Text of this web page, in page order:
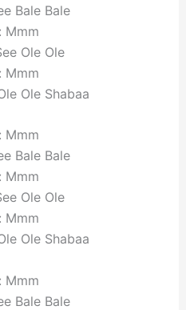
Bale Bale
Mmm
Ole Ole
Mmm
Ole Shabaa
Mmm
Bale Bale
Mmm
Ole Ole
Mmm
Ole Shabaa
Mmm
Bale Bale